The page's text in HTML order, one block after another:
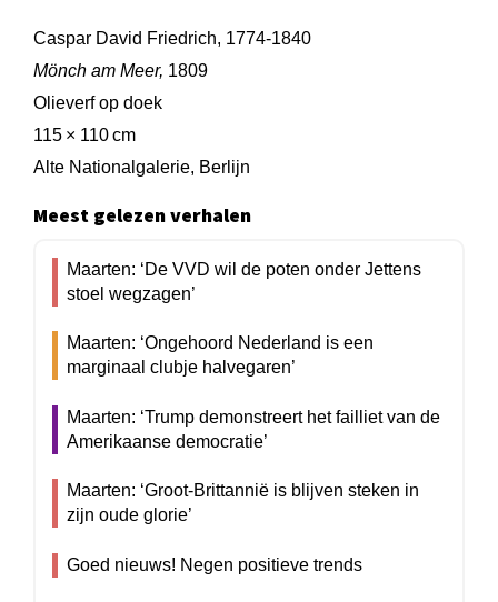
Caspar David Friedrich, 1774-1840
Mönch am Meer, 1809
Olieverf op doek
115 × 110 cm
Alte Nationalgalerie, Berlijn
Meest gelezen verhalen
Maarten: ‘De VVD wil de poten onder Jettens
stoel wegzagen’
Maarten: ‘Ongehoord Nederland is een
marginaal clubje halvegaren’
Maarten: ‘Trump demonstreert het failliet van de
Amerikaanse democratie’
Maarten: ‘Groot-Brittannië is blijven steken in
zijn oude glorie’
Goed nieuws! Negen positieve trends